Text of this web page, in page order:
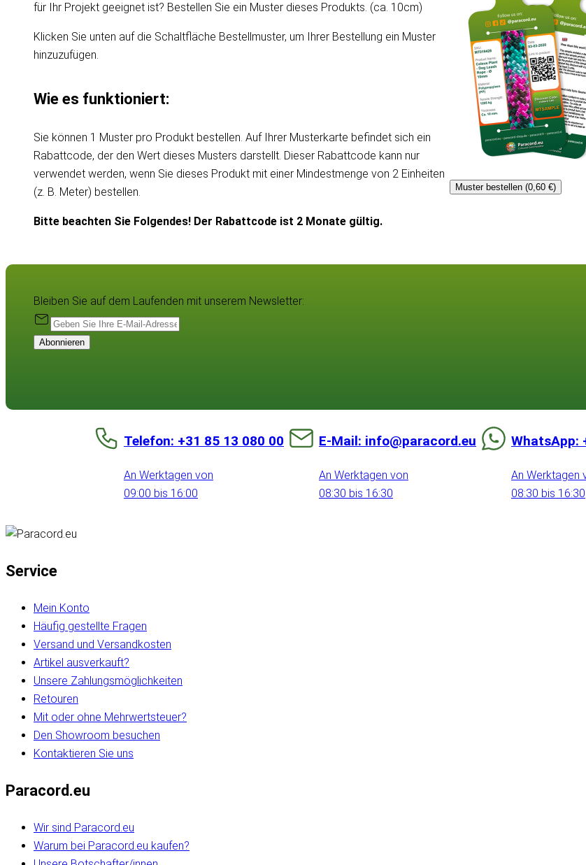
für Ihr Projekt geeignet ist? Bestellen Sie ein Muster dieses Produkts. (ca. 10cm)
Klicken Sie unten auf die Schaltfläche Bestellmuster, um Ihrer Bestellung ein Muster
hinzuzufügen.
Wie es funktioniert:
Sie können 1 Muster pro Produkt bestellen. Auf Ihrer Musterkarte befindet sich ein
Rabattcode, der den Wert dieses Musters darstellt. Dieser Rabattcode kann nur
verwendet werden, wenn Sie dieses Produkt mit einer Mindestmenge von 2 Einheiten
(z. B. Meter) bestellen.
Bitte beachten Sie Folgendes! Der Rabattcode ist 2 Monate gültig.
Muster bestellen (0,60 €)
Bleiben Sie auf dem Laufenden mit unserem Newsletter:
Abonnieren
Telefon: +31 85 13 080 00
An Werktagen von
09:00 bis 16:00
E-Mail: info@paracord.eu
An Werktagen von
08:30 bis 16:30
WhatsApp:
An Werktagen
08:30 bis 16:30
Service
Mein Konto
Häufig gestellte Fragen
Versand und Versandkosten
Artikel ausverkauft?
Unsere Zahlungsmöglichkeiten
Retouren
Mit oder ohne Mehrwertsteuer?
Den Showroom besuchen
Kontaktieren Sie uns
Paracord.eu
Wir sind Paracord.eu
Warum bei Paracord.eu kaufen?